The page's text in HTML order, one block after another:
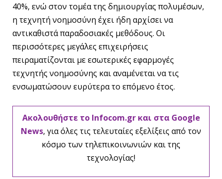
40%, ενώ στον τομέα της δημιουργίας πολυμέσων,
η τεχνητή νοημοσύνη έχει ήδη αρχίσει να
αντικαθιστά παραδοσιακές μεθόδους. Οι
περισσότερες μεγάλες επιχειρήσεις
πειραματίζονται με εσωτερικές εφαρμογές
τεχνητής νοημοσύνης και αναμένεται να τις
ενσωματώσουν ευρύτερα το επόμενο έτος.
Ακολουθήστε το Infocom.gr και στα Google
News, για όλες τις τελευταίες εξελίξεις από τον
κόσμο των τηλεπικοινωνιών και της
τεχνολογίας!